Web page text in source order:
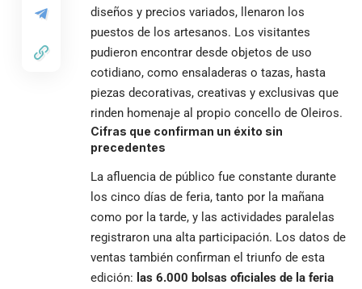
diseños y precios variados, llenaron los
puestos de los artesanos. Los visitantes
pudieron encontrar desde objetos de uso
cotidiano, como ensaladeras o tazas, hasta
piezas decorativas, creativas y exclusivas que
rinden homenaje al propio concello de Oleiros.
Cifras que confirman un éxito sin
precedentes
La afluencia de público fue constante durante
los cinco días de feria, tanto por la mañana
como por la tarde, y las actividades paralelas
registraron una alta participación. Los datos de
ventas también confirman el triunfo de esta
edición: las 6.000 bolsas oficiales de la feria